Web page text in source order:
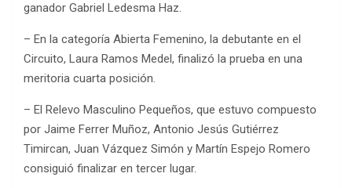
ganador Gabriel Ledesma Haz.
– En la categoría Abierta Femenino, la debutante en el
Circuito, Laura Ramos Medel, finalizó la prueba en una
meritoria cuarta posición.
– El Relevo Masculino Pequeños, que estuvo compuesto
por Jaime Ferrer Muñoz, Antonio Jesús Gutiérrez
Timircan, Juan Vázquez Simón y Martín Espejo Romero
consiguió finalizar en tercer lugar.